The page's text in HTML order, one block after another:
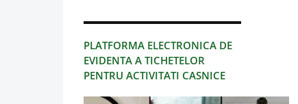
PLATFORMA ELECTRONICA DE
EVIDENTA A TICHETELOR
PENTRU ACTIVITATI CASNICE